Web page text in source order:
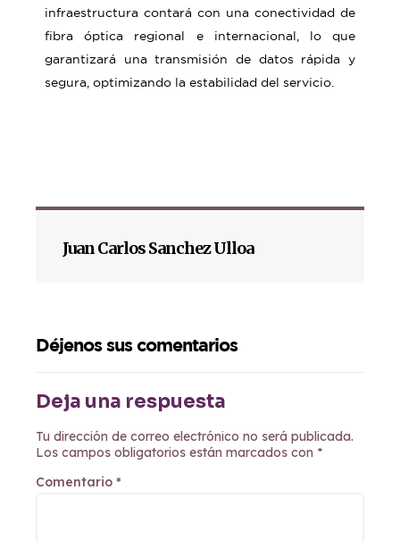
infraestructura contará con una conectividad de
fibra óptica regional e internacional, lo que
garantizará una transmisión de datos rápida y
segura, optimizando la estabilidad del servicio.
Juan Carlos Sanchez Ulloa
Déjenos sus comentarios
Deja una respuesta
Tu dirección de correo electrónico no será publicada.
Los campos obligatorios están marcados con *
Comentario *